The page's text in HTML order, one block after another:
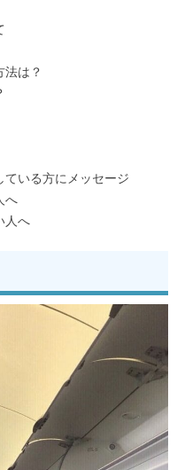
は？
いる方にメッセージ
へ
人へ